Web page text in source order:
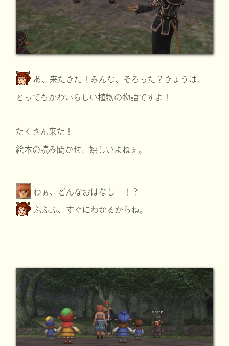
あ、来たきた！みんな、そろった？きょうは、
とってもかわいらしい植物の物語ですよ！
たくさん来た！
絵本の読み聞かせ、嬉しいよねぇ。
わぁ、どんなおはなしー！？
ふふふ、すぐにわかるからね。